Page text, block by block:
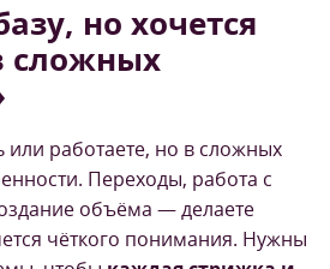
но хочется
сложных
или работаете, но в сложных
Переходы, работа с
объёма — делаете
чёткого понимания. Нужны